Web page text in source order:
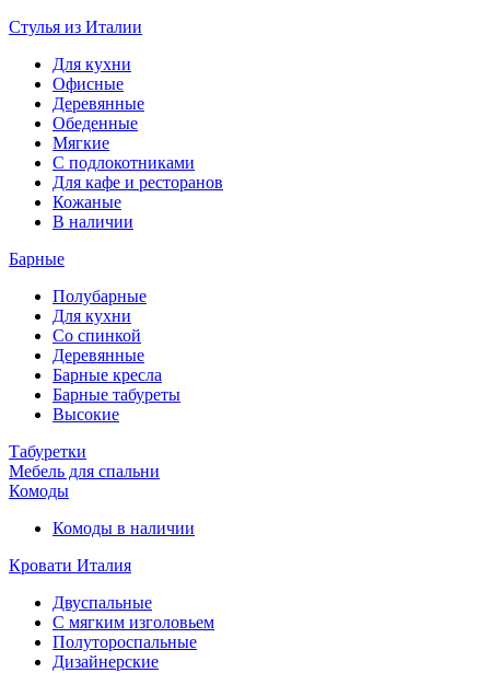
Стулья из Италии
Для кухни
Офисные
Деревянные
Обеденные
Мягкие
С подлокотниками
Для кафе и ресторанов
Кожаные
В наличии
Барные
Полубарные
Для кухни
Со спинкой
Деревянные
Барные кресла
Барные табуреты
Высокие
Табуретки
Мебель для спальни
Комоды
Комоды в наличии
Кровати Италия
Двуспальные
С мягким изголовьем
Полутороспальные
Дизайнерские